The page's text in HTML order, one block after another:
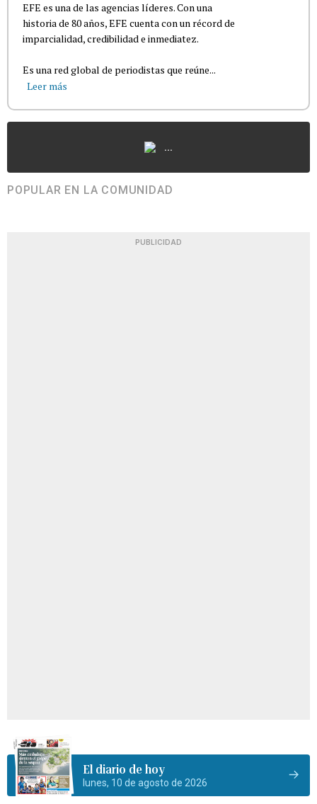
EFE es una de las agencias líderes. Con una
historia de 80 años, EFE cuenta con un récord de
imparcialidad, credibilidad e inmediatez.
Es una red global de periodistas que reúne...
Leer más
...
POPULAR EN LA COMUNIDAD
PUBLICIDAD
El diario de hoy
lunes, 10 de agosto de 2026